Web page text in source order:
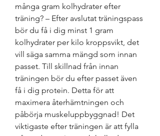
många gram kolhydrater efter
träning? – Efter avslutat träningspass
bör du få i dig minst 1 gram
kolhydrater per kilo kroppsvikt, det
vill säga samma mängd som innan
passet. Till skillnad från innan
träningen bör du efter passet även
få i dig protein. Detta för att
maximera återhämtningen och
påbörja muskeluppbyggnad! Det
viktigaste efter träningen är att fylla